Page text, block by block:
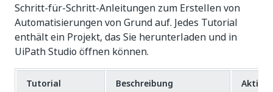
Schritt-für-Schritt-Anleitungen zum Erstellen von
Automatisierungen von Grund auf. Jedes Tutorial
enthält ein Projekt, das Sie herunterladen und in
UiPath Studio öffnen können.
Tutorial Beschreibung